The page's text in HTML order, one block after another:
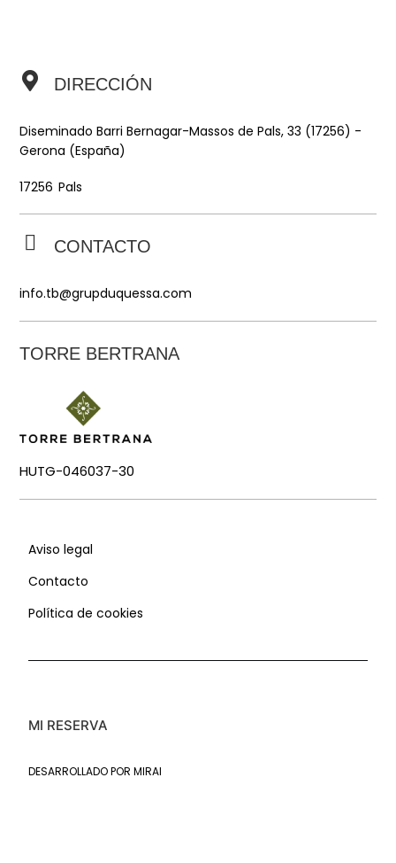
DIRECCIÓN
Diseminado Barri Bernagar-Massos de Pals, 33 (17256) -
Gerona (España)
17256 Pals
CONTACTO
info.tb@grupduquessa.com
TORRE BERTRANA
HUTG-046037-30
Aviso legal
Contacto
Política de cookies
MI RESERVA
DESARROLLADO PORMIRAI